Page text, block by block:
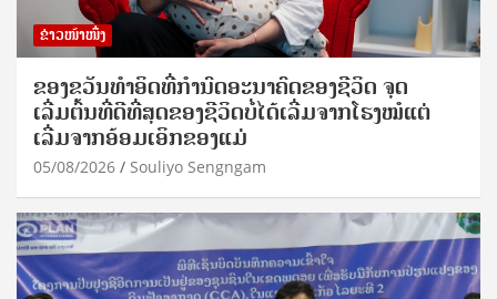
ຂ່າວໜ້າໜຶ່ງ
ຂອງຂວັນທໍາອິດທີ່ກໍານົດອະນາຄົດຂອງຊີວິດ ຈຸດ
ເລີ່ມຕົ້ນທີ່ດີທີ່ສຸດຂອງຊີວິດບໍ່ໄດ້ເລີ່ມຈາກໂຮງໝໍແຕ່
ເລີ່ມຈາກອ້ອມເອິກຂອງແມ່
05/08/2026 Souliyo Sengngam